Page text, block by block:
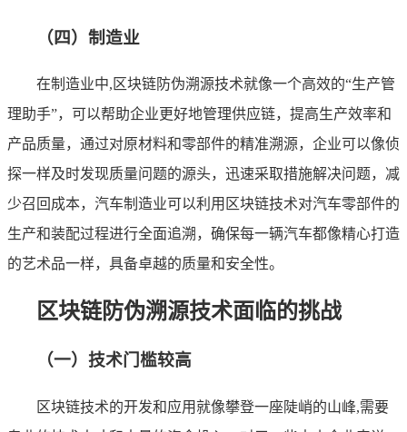
（四）制造业
在制造业中,区块链防伪溯源技术就像一个高效的“生产管
理助手”，可以帮助企业更好地管理供应链，提高生产效率和
产品质量，通过对原材料和零部件的精准溯源，企业可以像侦
探一样及时发现质量问题的源头，迅速采取措施解决问题，减
少召回成本，汽车制造业可以利用区块链技术对汽车零部件的
生产和装配过程进行全面追溯，确保每一辆汽车都像精心打造
的艺术品一样，具备卓越的质量和安全性。
区块链防伪溯源技术面临的挑战
（一）技术门槛较高
区块链技术的开发和应用就像攀登一座陡峭的山峰,需要